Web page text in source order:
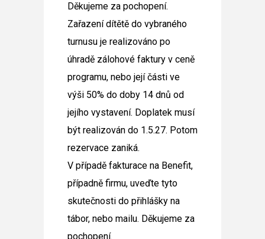
Děkujeme za pochopení.
Zařazení dítětě do vybraného
turnusu je realizováno po
úhradě zálohové faktury v ceně
programu, nebo její části ve
výši 50% do doby 14 dnů od
jejího vystavení. Doplatek musí
být realizován do 1.5.27. Potom
rezervace zaniká.
V případě fakturace na Benefit,
případně firmu, uveďte tyto
skutečnosti do přihlášky na
tábor, nebo mailu. Děkujeme za
pochopení.